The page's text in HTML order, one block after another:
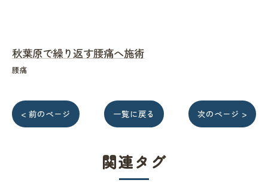
秋葉原で繰り返す腰痛へ施術
腰痛
< 前のページ 一覧に戻る 次のページ >
関連タグ